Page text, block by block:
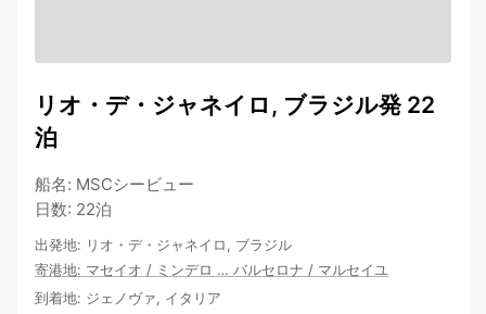
リオ・デ・ジャネイロ, ブラジル発 22
泊
船名: MSCシービュー
日数: 22泊
出発地: リオ・デ・ジャネイロ, ブラジル
寄港地: マセイオ / ミンデロ … バルセロナ / マルセイユ
到着地: ジェノヴァ, イタリア